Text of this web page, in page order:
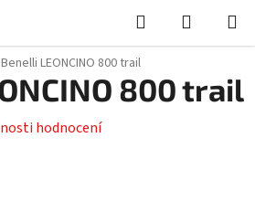
Hledat
KOŠÍK
Benelli LEONCINO 800 trail
800 trail
hodnocení